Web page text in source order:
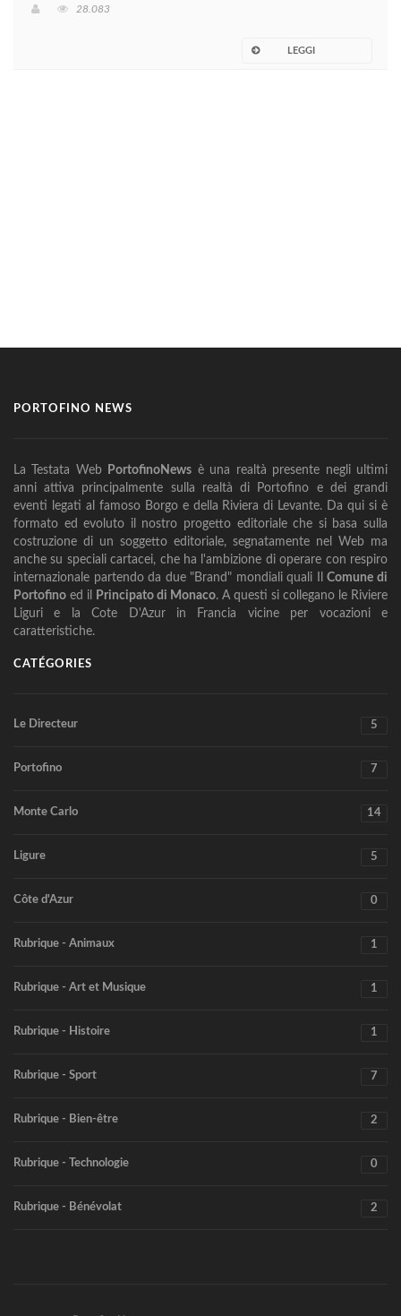
28.083
LEGGI
PORTOFINO NEWS
La Testata Web PortofinoNews è una realtà presente negli ultimi
anni attiva principalmente sulla realtà di Portofino e dei grandi
eventi legati al famoso Borgo e della Riviera di Levante. Da qui si è
formato ed evoluto il nostro progetto editoriale che si basa sulla
costruzione di un soggetto editoriale, segnatamente nel Web ma
anche su speciali cartacei, che ha l'ambizione di operare con respiro
internazionale partendo da due "Brand" mondiali quali IlComune di
Portofino ed il Principato di Monaco. A questi si collegano le Riviere
Liguri e la Cote D'Azur in Francia vicine per vocazioni e
caratteristiche.
CATÉGORIES
Le Directeur 5
Portofino 7
Monte Carlo 14
Ligure 5
Côte d'Azur 0
Rubrique - Animaux 1
Rubrique - Art et Musique 1
Rubrique - Histoire 1
Rubrique - Sport 7
Rubrique - Bien-être 2
Rubrique - Technologie 0
Rubrique - Bénévolat 2